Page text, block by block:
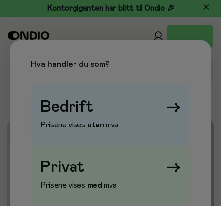
Kontorgiganten har blitt til Ondio 🎉
Hva handler du som?
Bedrift →
Prisene vises uten mva
Privat →
Prisene vises med mva